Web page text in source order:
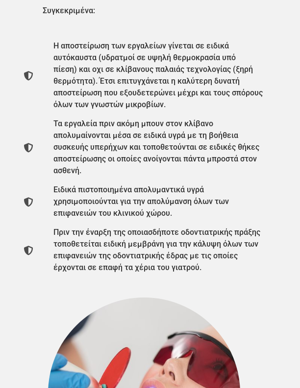
Συγκεκριμένα:
H αποστείρωση των εργαλείων γίνεται σε ειδικά
αυτόκαυστα (υδρατμοί σε υψηλή θερμοκρασία υπό
πίεση) και οχι σε κλίβανους παλαιάς τεχνολογίας (ξηρή
θερμότητα). Έτσι επιτυγχάνεται η καλύτερη δυνατή
αποστείρωση που εξουδετερώνει μέχρι και τους σπόρους
όλων των γνωστών μικροβίων.
Τα εργαλεία πριν ακόμη μπουν στον κλίβανο
απολυμαίνονται μέσα σε ειδικά υγρά με τη βοήθεια
συσκευής υπερήχων και τοποθετούνται σε ειδικές θήκες
αποστείρωσης οι οποίες ανοίγονται πάντα μπροστά στον
ασθενή.
Ειδικά πιστοποιημένα απολυμαντικά υγρά
χρησιμοποιούνται για την απολύμανση όλων των
επιφανειών του κλινικού χώρου.
Πριν την έναρξη της οποιασδήποτε οδοντιατρικής πράξης
τοποθετείται ειδική μεμβράνη για την κάλυψη όλων των
επιφανειών της οδοντιατρικής έδρας με τις οποίες
έρχονται σε επαφή τα χέρια του γιατρού.